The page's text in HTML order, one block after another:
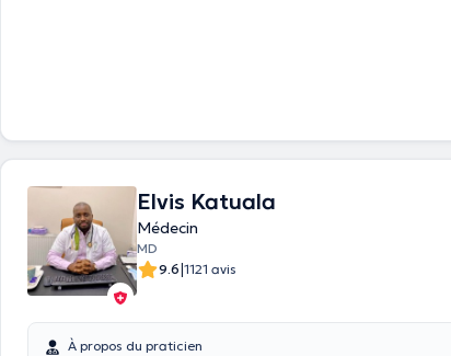
Elvis Katuala
Médecin
MD
9.6|1121 avis
À propos du praticien